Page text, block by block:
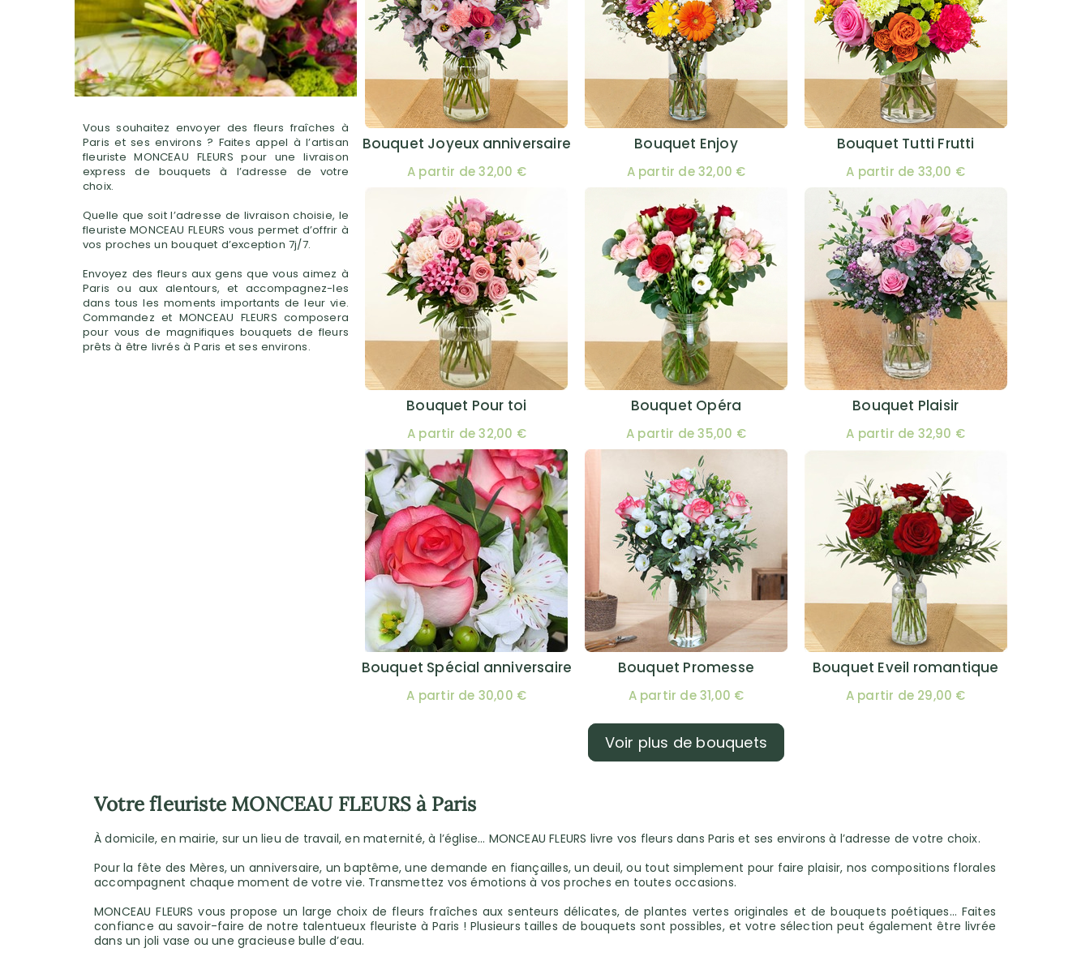
Bouquet Joyeux anniversaire
A partir de 32,00 €
Bouquet Enjoy
A partir de 32,00 €
Bouquet Tutti Frutti
A partir de 33,00 €
Bouquet Pour toi
A partir de 32,00 €
Bouquet Opéra
A partir de 35,00 €
Bouquet Plaisir
A partir de 32,90 €
Bouquet Spécial anniversaire
A partir de 30,00 €
Bouquet Promesse
A partir de 31,00 €
Bouquet Eveil romantique
A partir de 29,00 €
Voir plus de bouquets
Vous souhaitez envoyer des fleurs fraîches à
Paris et ses environs ? Faites appel à l’artisan
fleuriste MONCEAU FLEURS pour une livraison
express de bouquets à l’adresse de votre
choix.
Quelle que soit l’adresse de livraison choisie, le
fleuriste MONCEAU FLEURS vous permet d’offrir à
vos proches un bouquet d’exception 7j/7.
Envoyez des fleurs aux gens que vous aimez à
Paris ou aux alentours, et accompagnez-les
dans tous les moments importants de leur vie.
Commandez et MONCEAU FLEURS composera
pour vous de magnifiques bouquets de fleurs
prêts à être livrés à Paris et ses environs.
Votre fleuriste MONCEAU FLEURS à Paris
À domicile, en mairie, sur un lieu de travail, en maternité, à l’église… MONCEAU FLEURS livre vos fleurs dans Paris et ses environs à l’adresse de votre choix.
Pour la fête des Mères, un anniversaire, un baptême, une demande en fiançailles, un deuil, ou tout simplement pour faire plaisir, nos compositions florales
accompagnent chaque moment de votre vie. Transmettez vos émotions à vos proches en toutes occasions.
MONCEAU FLEURS vous propose un large choix de fleurs fraîches aux senteurs délicates, de plantes vertes originales et de bouquets poétiques… Faites
confiance au savoir-faire de notre talentueux fleuriste à Paris ! Plusieurs tailles de bouquets sont possibles, et votre sélection peut également être livrée
dans un joli vase ou une gracieuse bulle d’eau.